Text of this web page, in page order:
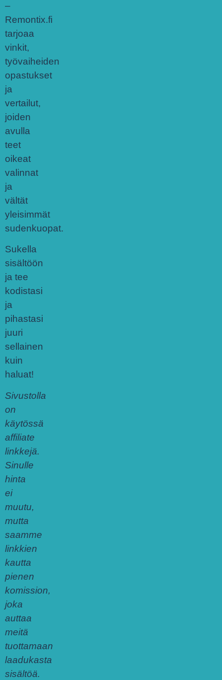
–
Remontix.fi
tarjoaa
vinkit,
työvaiheiden
opastukset
ja
vertailut,
joiden
avulla
teet
oikeat
valinnat
ja
vältät
yleisimmät
sudenkuopat.
Sukella
sisältöön
ja tee
kodistasi
ja
pihastasi
juuri
sellainen
kuin
haluat!
Sivustolla
on
käytössä
affiliate
linkkejä.
Sinulle
hinta
ei
muutu,
mutta
saamme
linkkien
kautta
pienen
komission,
joka
auttaa
meitä
tuottamaan
laadukasta
sisältöä.